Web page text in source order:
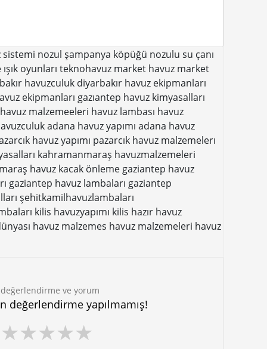
sistemi nozul şampanya köpüğü nozulu su çanı
oyunları teknohavuz market havuz market
havuzculuk diyarbakır havuz ekipmanları
ekipmanları gazıantep havuz kimyasalları
malzemeeleri havuz lambası havuz
adana havuz yapımı adana havuz
havuz yapımı pazarcık havuz malzemelerı
kahramanmaraş havuzmalzemeleri
havuz kacak önleme gaziantep havuz
gaziantep havuz lambaları gaziantep
şehitkamilhavuzlambaları
kilis havuzyapımı kilis hazır havuz
havuz malzemes havuz malzemeleri havuz
ve yorum
değerlendirme yapılmamış!
★★★★★